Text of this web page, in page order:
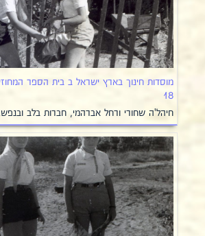
מוסדות חינוך בארץ ישראל ב בית הספר
18
חיהל'ה שחורי ורחל אברהמי, חברות בלב